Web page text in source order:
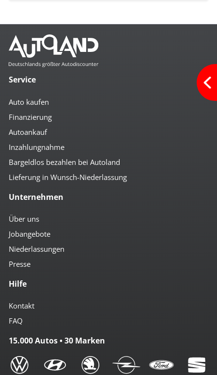
Service
Auto kaufen
Finanzierung
Autoankauf
Inzahlungnahme
Bargeldlos bezahlen bei Autoland
Lieferung in Wunsch-Niederlassung
Unternehmen
Über uns
Jobangebote
Niederlassungen
Presse
Hilfe
Kontakt
FAQ
15.000 Autos • 30 Marken